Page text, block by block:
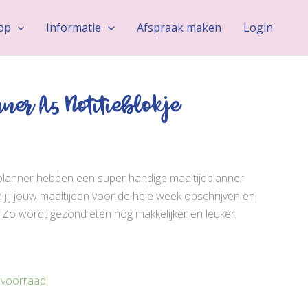
Informatie Afspraak maken Login
A5 Notitieblokje
hebben een super handige maaltijdplanner
jij jouw maaltijden voor de hele week opschrijven en
wordt gezond eten nog makkelijker en leuker!